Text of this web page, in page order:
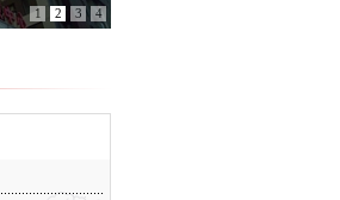
1 2 3 4